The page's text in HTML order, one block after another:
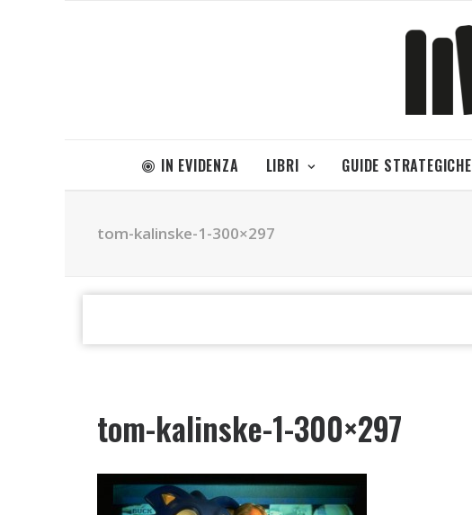
IN EVIDENZA LIBRI GUIDE STRATEGICHE
tom-kalinske-1-300×297
tom-kalinske-1-300×297